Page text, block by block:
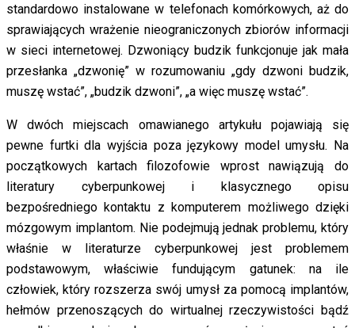
standardowo instalowane w telefonach komórkowych, aż do
sprawiających wrażenie nieograniczonych zbiorów informacji
w sieci internetowej. Dzwoniący budzik funkcjonuje jak mała
przesłanka „dzwonię” w rozumowaniu „gdy dzwoni budzik,
muszę wstać”, „budzik dzwoni”, „a więc muszę wstać”.
W dwóch miejscach omawianego artykułu pojawiają się
pewne furtki dla wyjścia poza językowy model umysłu. Na
początkowych kartach filozofowie wprost nawiązują do
literatury cyberpunkowej i klasycznego opisu
bezpośredniego kontaktu z komputerem możliwego dzięki
mózgowym implantom. Nie podejmują jednak problemu, który
właśnie w literaturze cyberpunkowej jest problemem
podstawowym, właściwie fundującym gatunek: na ile
człowiek, który rozszerza swój umysł za pomocą implantów,
hełmów przenoszących do wirtualnej rzeczywistości bądź